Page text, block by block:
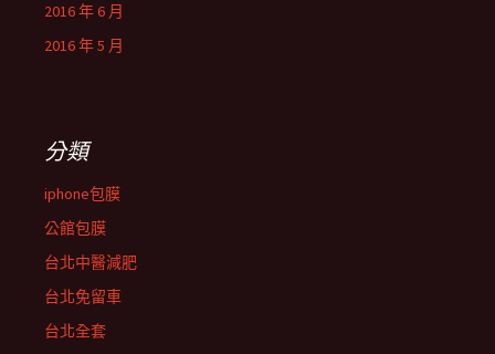
2016 年 6 月
2016 年 5 月
分類
iphone包膜
公館包膜
台北中醫減肥
台北免留車
台北全套